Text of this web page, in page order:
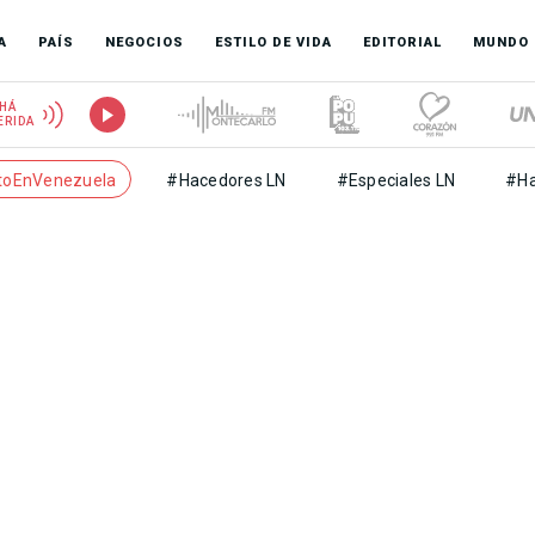
PAÍS NEGOCIOS ESTILO DE VIDA EDITORIAL MUNDO
#Hacedores LN #Especiales LN